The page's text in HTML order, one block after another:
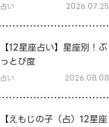
占い 2026.07.25
【12星座占い】星座別！ぶ
っとび度
占い 2026.08.08
【えもじの子（占）12星座